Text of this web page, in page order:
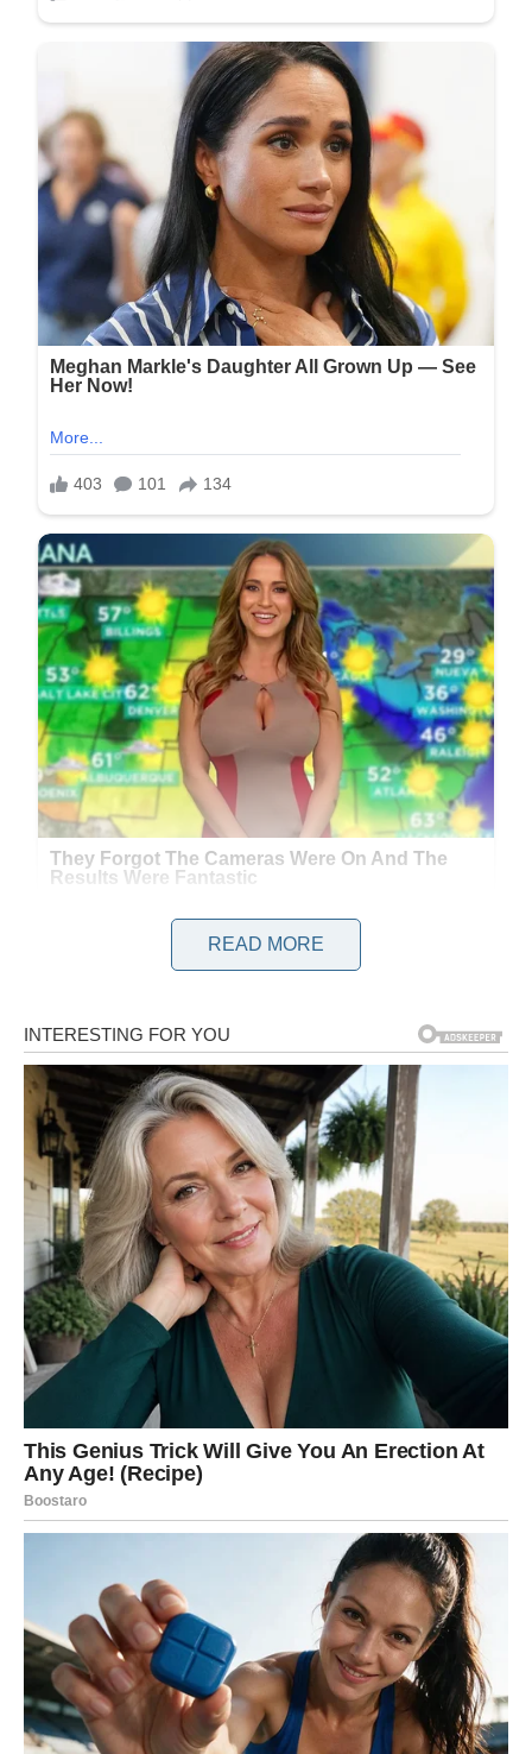
Prema pričama, priča se da nikada ništa nije ostalo
nedovršeno kada ova osoba počne nešto dogovarati ili
organizirati. Nadalje, spomenuto je da je ta osoba izgradila
dodatnu razinu do svoje rezidencije. Razlog za ovaj navodni
dodatak je to što glazbenik ima potomstvo, uključujući sina,
kćer i unuke, s kojima rado provode vrijeme u rodnom gradu.
Očito je Miroslav Ilić rezidenciju u Mrčajevcima prilagodio
potrebama svoje brojne obitelji. Kuća u kojoj je proveo
djetinjstvo doživjela je brojne renovacije, no poznato je da je
danas najčešće posjećuje sam. Nakon tih samotnjačkih
pothvata često posjećuje susjede i obližnji restoran gdje za
300 dinara nabavlja gotova jela.
Nitko kao on ne postoji. Posjeduje ogromnu snagu, ali ostaje
skroman i neupadljiv. Iako je proputovao cijeli svijet, ovdje je
najviše kod kuće. Mora se priznati da ga nije bilo tako često
otkako mu je otac Života preminuo, ali ne propušta posjetiti
kad god je u mogućnosti. On je pravi gospodin, divan domaćin
i izvanredna osoba. Unatoč svojoj ozloglašenosti, on ostaje
nepromijenjen i prema svima se odnosi s jednakim
poštovanjem. Njegovo suosjećanje nema granica i uživa u
READ MORE